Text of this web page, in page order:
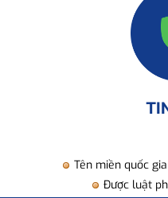
Tên miền quốc
Được luật